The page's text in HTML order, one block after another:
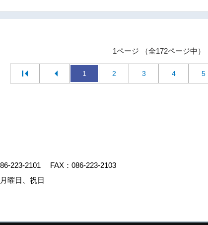
1ページ （全172ページ中）
1 2 3 4 5
223-2101
FAX：086-223-2103
曜日、祝日